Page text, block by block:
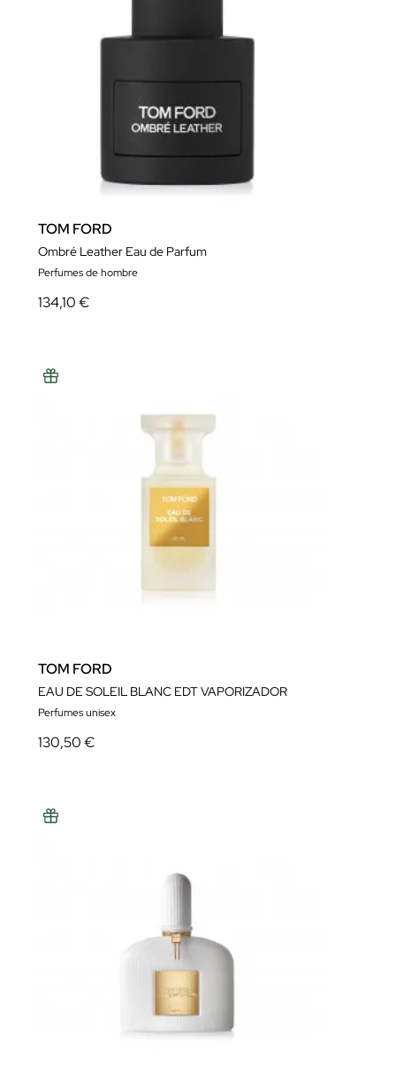
TOM FORD
Ombré Leather Eau de Parfum
Perfumes de hombre
134,10 €
TOM FORD
EAU DE SOLEIL BLANC EDT VAPORIZADOR
Perfumes unisex
130,50 €